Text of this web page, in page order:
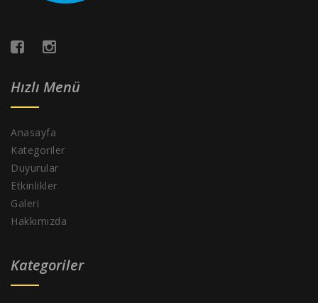
Hızlı Menü
Anasayfa
Kategoriler
Duyurular
Etkinlikler
Galeri
Hakkımızda
Kategoriler